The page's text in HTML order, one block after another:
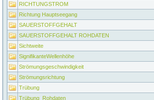
RICHTUNGSTROM
Richtung Hauptseegang
SAUERSTOFFGEHALT
SAUERSTOFFGEHALT ROHDATEN
Sichtweite
SignifikanteWellenhöhe
Strömungsgeschwindigkeit
Strömungsrichtung
Trübung
Trübung_Rohdaten